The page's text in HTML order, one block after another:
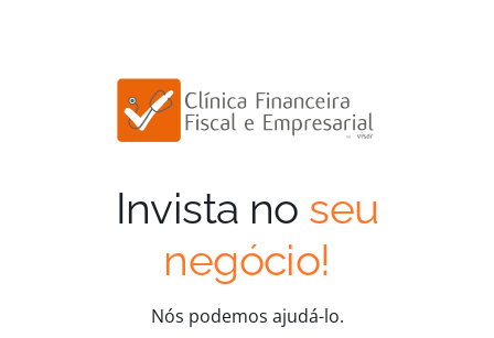
Invista no seu
negócio!
Nós podemos ajudá-lo.